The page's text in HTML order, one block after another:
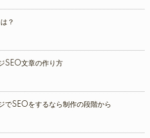
？
SEO文章の作り方
でSEOをするなら制作の段階から